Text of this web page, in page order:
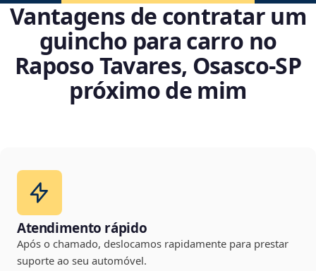
Vantagens de contratar um
guincho para carro no
Raposo Tavares, Osasco‑SP
próximo de mim
Atendimento rápido
Após o chamado, deslocamos rapidamente para prestar
suporte ao seu automóvel.